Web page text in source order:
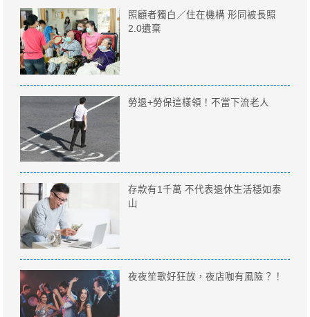
照顧者獨白／住在機構 形同被長照
2.0遺棄
勞退+勞保這樣領！不當下流老人
存款有1千萬 不代表退休生活穩如泰
山
夜夜笙歌好狂放，夜店咖有風險？！